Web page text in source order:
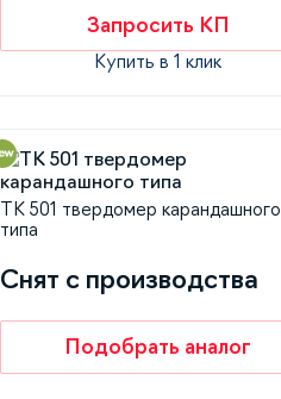
Запросить КП
Купить в 1 клик
ТК 501 твердомер карандашного
типа
Снят с производства
Подобрать аналог